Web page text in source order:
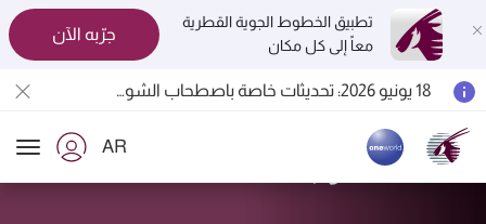
تطبيق الخطوط الجوية القطرية
معاً إلى كل مكان
جرّبه الآن
المسافرون بين الدوحة وأوكلاند على متن الرحلات الجوية رقم QR914 ورقم QR915
18 يونيو 2026: تحديثات خاصة باصطحاب الشواحن المحمولة أثناء السفر
الخطوط الجوية القطرية تعزز شبكة وجهاتها العالمية لتشمل ما يزيد عن 160 وجهة
AR
استكشف وجهاتنا